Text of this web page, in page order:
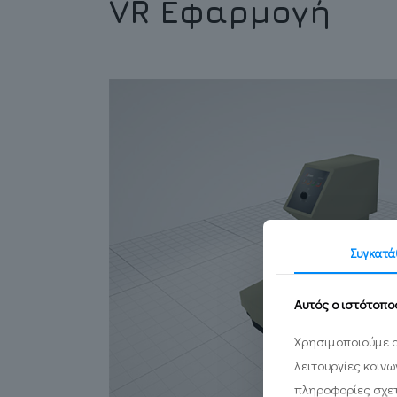
VR Εφαρμογή
Αυτός ο
Χρησιμοποιούμε
λειτουργίες
πληροφορίες